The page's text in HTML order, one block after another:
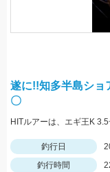
遂に!!知多半島ショ
〇
釣行日
釣行時間